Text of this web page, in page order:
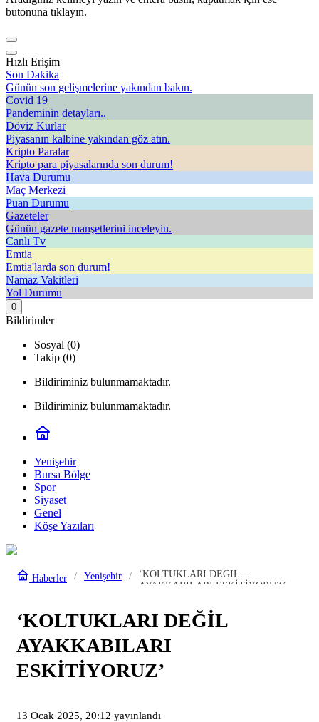
butonuna tıklayın.
Hızlı Erişim
Son Dakika
Günün son gelişmelerine yakından bakın.
Covid 19
Pandeminin detayları..
Döviz Kurlar
Piyasanın kalbine yakından göz atın.
Kripto Paralar
Kripto para piyasalarında son durum!
Hava Durumu
Maç Merkezi
Puan Durumu
Gazeteler
Günün gazete manşetlerini inceleyin.
Canlı Tv
Emtia
Emtia'larda son durum!
Namaz Vakitleri
Yol Durumu
0
Bildirimler
Sosyal (0)
Takip (0)
Bildiriminiz bulunmamaktadır.
Bildiriminiz bulunmamaktadır.
Yenişehir
Bursa Bölge
Spor
Siyaset
Genel
Köşe Yazıları
Haberler Yenişehir
‘KOLTUKLARI DEĞİL
AYAKKABILARI ESKİTİYORUZ’
‘KOLTUKLARI DEĞİL
AYAKKABILARI
ESKİTİYORUZ’
13 Ocak 2025, 20:12 yayınlandı